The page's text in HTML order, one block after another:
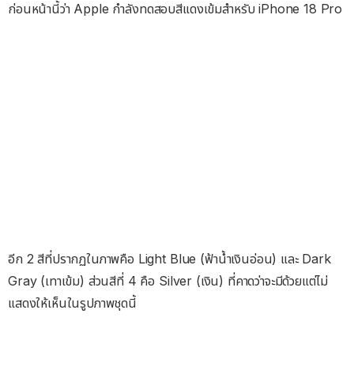
ก่อนหน้านี้ว่า Apple กำลังทดสอบสีแดงเข้มสำหรับ iPhone 18 Pro
อีก 2 สีที่ปรากฏในภาพคือ Light Blue (ฟ้าน้ำเงินอ่อน) และ Dark
Gray (เทาเข้ม) ส่วนสีที่ 4 คือ Silver (เงิน) ที่คาดว่าจะมีด้วยแต่ไม่
แสดงให้เห็นในรูปภาพชุดนี้